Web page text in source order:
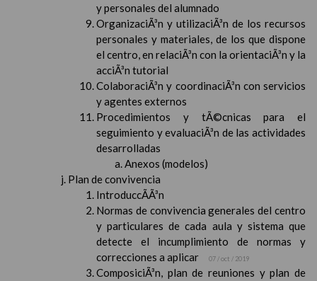
y personales del alumnado
OrganizaciÃ³n y utilizaciÃ³n de los recursos
personales y materiales, de los que dispone
el centro, en relaciÃ³n con la orientaciÃ³n y la
acciÃ³n tutorial
ColaboraciÃ³n y coordinaciÃ³n con servicios
y agentes externos
Procedimientos y tÃ©cnicas para el
seguimiento y evaluaciÃ³n de las actividades
desarrolladas
Anexos (modelos)
Plan de convivencia
IntroduccÃ­Ã³n
Normas de convivencia generales del centro
y particulares de cada aula y sistema que
detecte el incumplimiento de normas y
correcciones a aplicar
07 / oct / 2019
ComposiciÃ³n, plan de reuniones y plan de